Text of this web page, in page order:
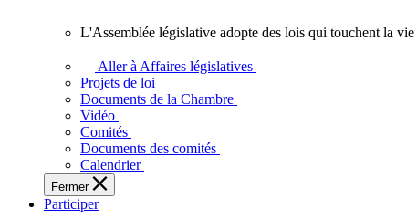
l'Ontario.
législative
adopte
touchent
vie
des
Ontariennes
L'Assemblée législative adopte des lois qui touchent la
Aller à Affaires législatives
Projets de loi
Documents de la Chambre
Vidéo
Comités
Documents des comités
Calendrier
Fermer
Participer